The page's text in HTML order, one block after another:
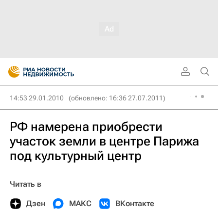
14:53 29.01.2010 (обновлено: 16:36 27.07.2011)
РФ намерена приобрести
участок земли в центре Парижа
под культурный центр
Читать в
Дзен МАКС ВКонтакте